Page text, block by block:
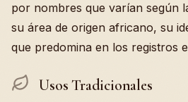
por nombres que varían según
su área de origen africano, su
que predomina en los registros
Usos Tradicionales